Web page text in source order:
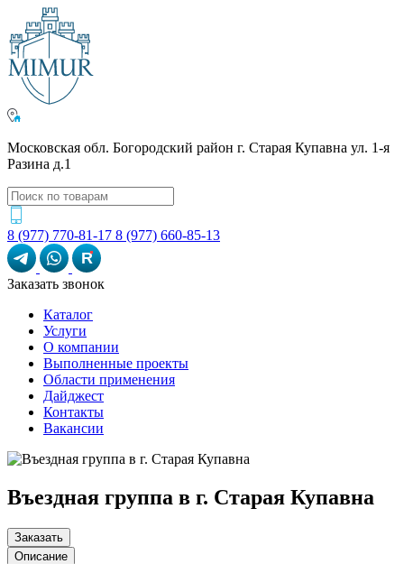
Московская обл. Богородский район г. Старая Купавна ул. 1-я
Разина д.1
8 (977) 770-81-17 8 (977) 660-85-13
R
Заказать звонок
Каталог
Услуги
О компании
Выполненные проекты
Области применения
Дайджест
Контакты
Вакансии
Въездная группа в г. Старая Купавна
Заказать
Описание